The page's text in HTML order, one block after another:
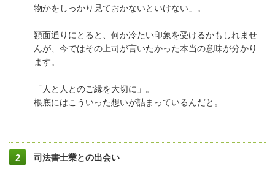
物かをしっかり見ておかないといけない」。
額面通りにとると、何か冷たい印象を受けるかもしれませ
んが、今ではその上司が言いたかった本当の意味が分かり
ます。
「人と人とのご縁を大切に」。
根底にはこういった想いが詰まっているんだと。
司法書士業との出会い